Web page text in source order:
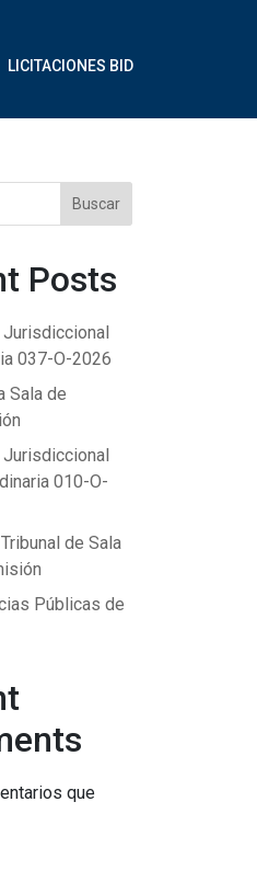
LICITACIONES BID
Buscar
Posts
037-O-2026
Sala de
010-O-
de Sala
Públicas de
que